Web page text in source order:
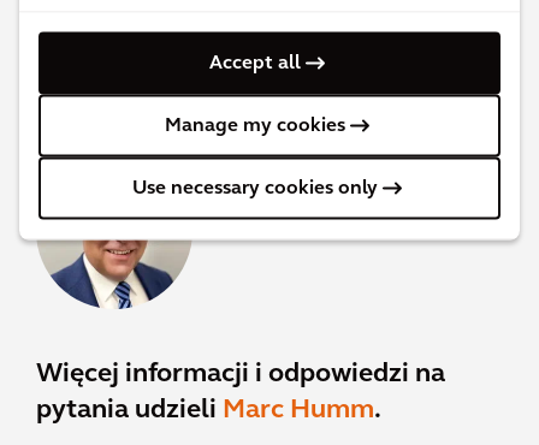
Accept all
Manage my cookies
Use necessary cookies only
Więcej informacji i odpowiedzi na
pytania udzieli Marc Humm.